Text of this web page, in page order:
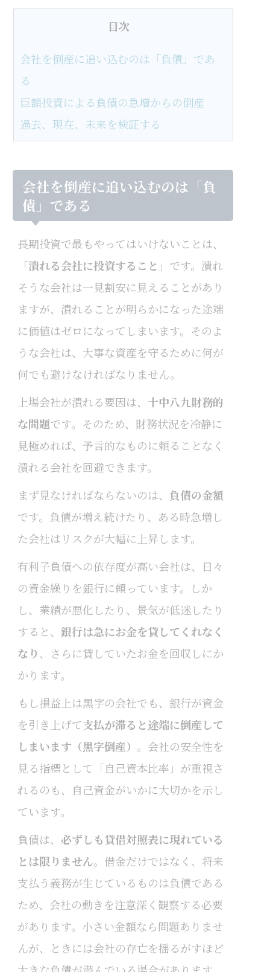
目次
会社を倒産に追い込むのは「負債」であ
る
巨額投資による負債の急増からの倒産
過去、現在、未来を検証する
会社を倒産に追い込むのは「負
債」である
長期投資で最もやってはいけないことは、
「潰れる会社に投資すること」 です。潰れ
そうな会社は一見割安に見えることがあり
ますが、潰れることが明らかになった途端
に価値はゼロになってしまいます。そのよ
うな会社は、大事な資産を守るために何が
何でも避けなければなりません。
上場会社が潰れる要因は、 十中八九財務的
な問題です。そのため、財務状況を冷静に
見極めれば、予言的なものに頼ることなく
潰れる会社を回避できます。
まず見なければならないのは、 負債の金額
です。負債が増え続けたり、ある時急増し
た会社はリスクが大幅に上昇します。
有利子負債への依存度が高い会社は、日々
の資金繰りを銀行に頼っています。しか
し、業績が悪化したり、景気が低迷したり
すると、 銀行は急にお金を貸してくれなく
なり、さらに貸していたお金を回収しにか
かります。
もし損益上は黒字の会社でも、銀行が資金
を引き上げて支払が滞ると途端に倒産して
しまいます（黒字倒産） 。会社の安全性を
見る指標として「自己資本比率」が重視さ
れるのも、自己資金がいかに大切かを示し
ています。
負債は、 必ずしも貸借対照表に現れている
とは限りません。借金だけではなく、将来
支払う義務が生じているものは負債である
ため、会社の動きを注意深く観察する必要
があります。小さい金額なら問題ありませ
んが、ときには会社の存亡を揺るがすほど